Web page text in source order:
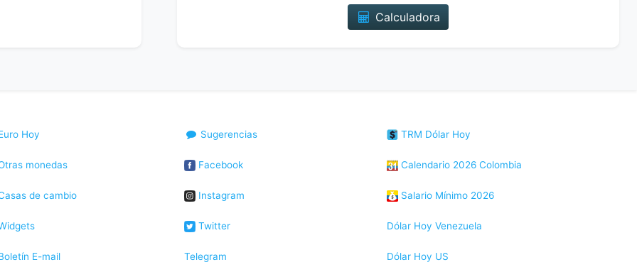
Calculadora
Hoy
monedas
de cambio
E-mail
Sugerencias
Facebook
Instagram
Twitter
Telegram
TRM Dólar Hoy
Calendario 2026 Colombia
Salario Mínimo 2026
Dólar Hoy Venezuela
Dólar Hoy US